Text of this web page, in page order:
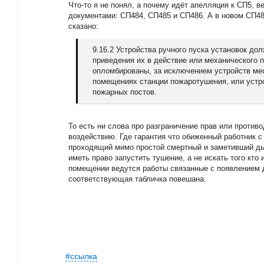
Что-то я не понял, а почему идёт апелляция к СП5,
документами: СП484, СП485 и СП486. А в новом
сказано:
9.16.2 Устройства ручного пуска установок
приведения их в действие или
опломбированы, за исключением устройств
помещениях станции пожаротушения, или
пожарных постов.
То есть ни слова про разграничение прав или
воздействию. Где гарантия что обиженный
проходящий мимо простой смертный и заметивший
иметь право запустить тушение, а не искать того
помещении ведутся работы связанные с
соответствующая табличка повешана.
#ссылка